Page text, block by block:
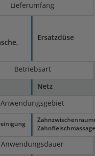
Lieferumfang
Ersatzdüse
Betriebsart
Netz
Anwendungsgebiet
Zahnfleischmassage
Anwendungsdauer